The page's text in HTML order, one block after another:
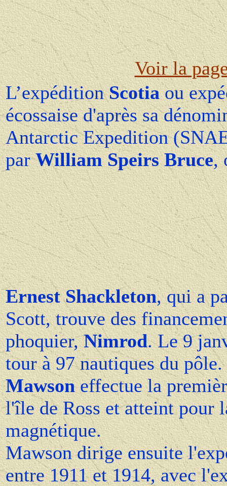
Voir la
L’expéditionScotiaou
écossaise d'après sa
Antarctic Expedition
parWilliam Speirs Bruce,
Ernest Shackleton, qui a
Scott, trouve des
phoquier,Nimrod. Le 9
tour à 97 nautiques du
Mawsoneffectue la
l'île de Ross et atteint pour
magnétique.
Mawson dirige ensuite
entre 1911 et 1914, avec